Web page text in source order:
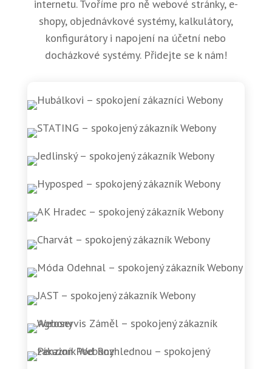
internetu. Tvoříme pro ně webové stránky, e-
shopy, objednávkové systémy, kalkulátory,
konfigurátory i napojení na účetní nebo
docházkové systémy. Přidejte se k nám!